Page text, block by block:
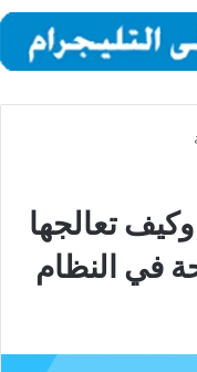
تعالجها
في النظام